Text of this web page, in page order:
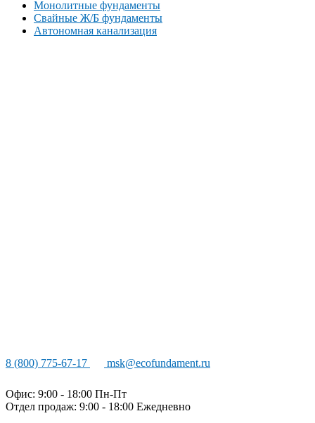
Монолитные фундаменты
Свайные Ж/Б фундаменты
Автономная канализация
8 (800) 775-67-17 msk@ecofundament.ru
Офис: 9:00 - 18:00 Пн-Пт
Отдел продаж: 9:00 - 18:00 Ежедневно